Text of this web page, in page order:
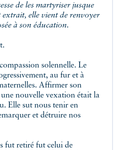
de les martyriser jusque
extrait, elle vient de renvoyer
à son éducation.
solennelle. Le
au fur et à
Affirmer son
nouvelle vexation était la
Elle sut nous tenir en
et détruire nos
fut retiré fut celui de